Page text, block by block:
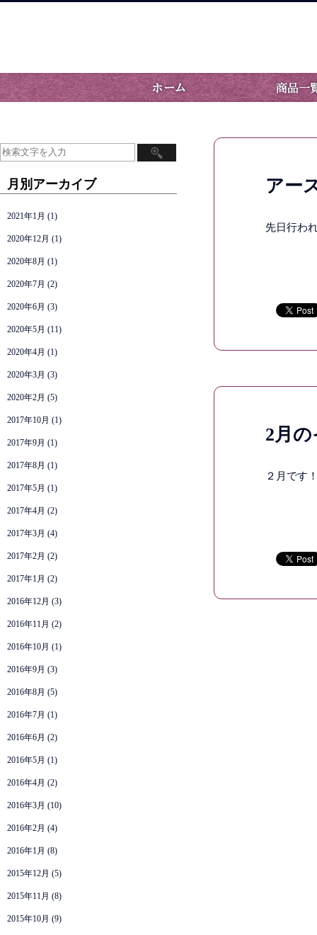
アー
先日行わ
2月
２月です
月別アーカイブ
2021年1月 (1)
2020年12月 (1)
2020年8月 (1)
2020年7月 (2)
2020年6月 (3)
2020年5月 (11)
2020年4月 (1)
2020年3月 (3)
2020年2月 (5)
2017年10月 (1)
2017年9月 (1)
2017年8月 (1)
2017年5月 (1)
2017年4月 (2)
2017年3月 (4)
2017年2月 (2)
2017年1月 (2)
2016年12月 (3)
2016年11月 (2)
2016年10月 (1)
2016年9月 (3)
2016年8月 (5)
2016年7月 (1)
2016年6月 (2)
2016年5月 (1)
2016年4月 (2)
2016年3月 (10)
2016年2月 (4)
2016年1月 (8)
2015年12月 (5)
2015年11月 (8)
2015年10月 (9)